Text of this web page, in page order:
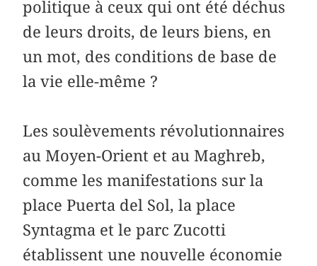
politique à ceux qui ont été déchus
de leurs droits, de leurs biens, en
un mot, des conditions de base de
la vie elle-même ?
Les soulèvements révolutionnaires
au Moyen-Orient et au Maghreb,
comme les manifestations sur la
place Puerta del Sol, la place
Syntagma et le parc Zucotti
établissent une nouvelle économie